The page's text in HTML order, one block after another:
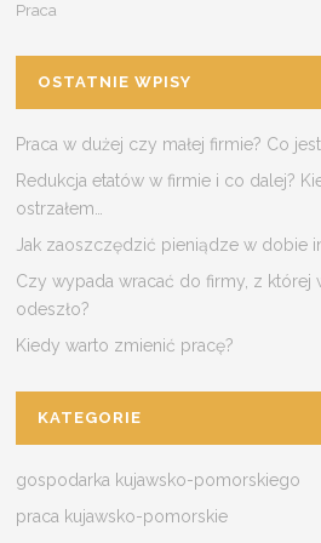
Praca
OSTATNIE WPISY
Praca w dużej czy małej firmie? Co
Redukcja etatów w firmie i co dalej?
ostrzałem…
Jak zaoszczędzić pieniądze w dobie
Czy wypada wracać do firmy, z której
odeszło?
Kiedy warto zmienić pracę?
KATEGORIE
gospodarka kujawsko-pomorskiego
praca kujawsko-pomorskie